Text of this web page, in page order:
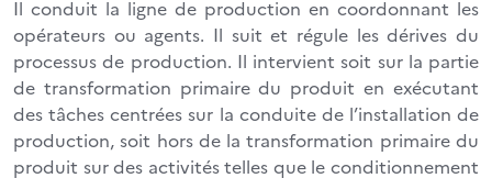
Il conduit la ligne de production en coordonnant les
opérateurs ou agents. Il suit et régule les dérives du
processus de production. Il intervient soit sur la partie
de transformation primaire du produit en exécutant
des tâches centrées sur la conduite de l’installation de
production, soit hors de la transformation primaire du
produit sur des activités telles que le conditionnement